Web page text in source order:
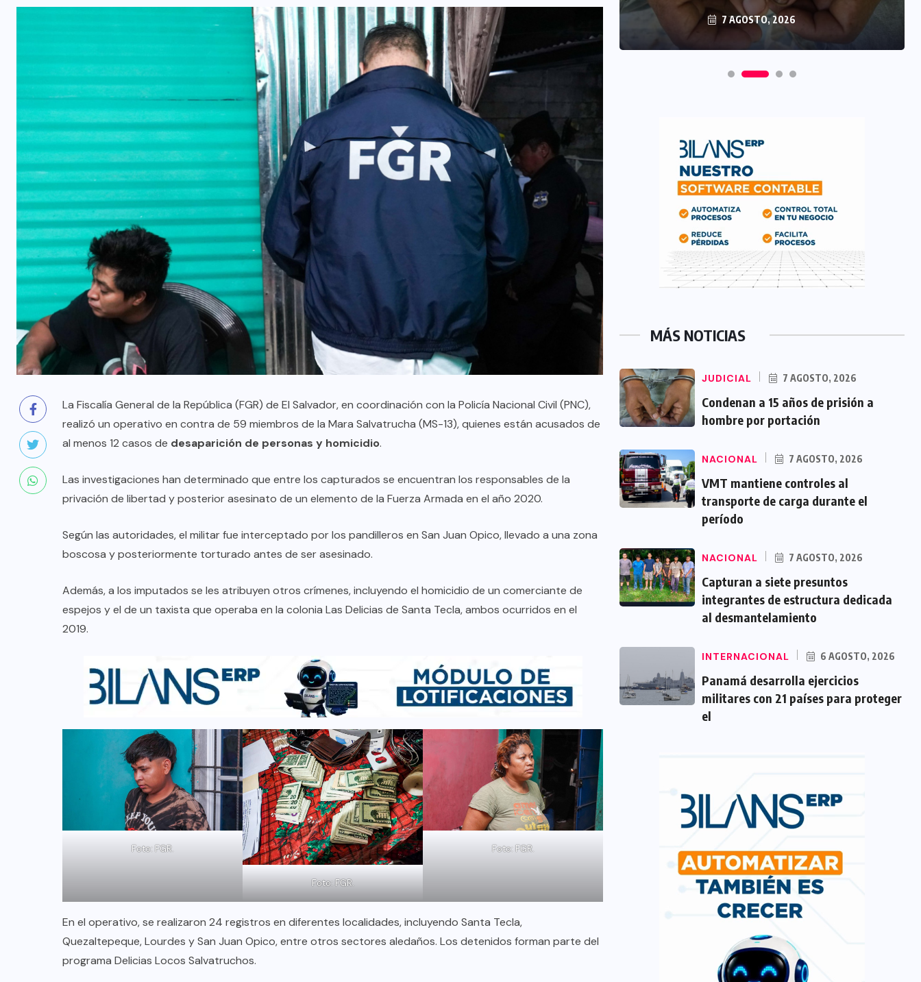
La Fiscalía General de la República (FGR) de El Salvador, en coordinación con la Policía Nacional Civil (PNC),
realizó un operativo en contra de 59 miembros de la Mara Salvatrucha (MS-13), quienes están acusados de
al menos 12 casos de desaparición de personas y homicidio.
Las investigaciones han determinado que entre los capturados se encuentran los responsables de la
privación de libertad y posterior asesinato de un elemento de la Fuerza Armada en el año 2020.
Según las autoridades, el militar fue interceptado por los pandilleros en San Juan Opico, llevado a una zona
boscosa y posteriormente torturado antes de ser asesinado.
Además, a los imputados se les atribuyen otros crímenes, incluyendo el homicidio de un comerciante de
espejos y el de un taxista que operaba en la colonia Las Delicias de Santa Tecla, ambos ocurridos en el
2019.
Foto: FGR.
Foto: FGR.
Foto: FGR.
En el operativo, se realizaron 24 registros en diferentes localidades, incluyendo Santa Tecla,
Quezaltepeque, Lourdes y San Juan Opico, entre otros sectores aledaños. Los detenidos forman parte del
programa Delicias Locos Salvatruchos.
7 AGOSTO, 2026
MÁS NOTICIAS
JUDICIAL 7 AGOSTO, 2026
Condenan a 15 años de prisión a
hombre por portación
NACIONAL 7 AGOSTO, 2026
VMT mantiene controles al
transporte de carga durante el
período
NACIONAL 7 AGOSTO, 2026
Capturan a siete presuntos
integrantes de estructura dedicada
al desmantelamiento
INTERNACIONAL 6 AGOSTO, 2026
Panamá desarrolla ejercicios
militares con 21 países para proteger
el